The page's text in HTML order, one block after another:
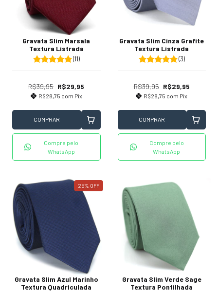
Gravata Slim Marsala
Textura Listrada
(11)
R$39,95 R$29,95
R$28,75 com Pix
COMPRAR
Compre pelo
WhatsApp
Gravata Slim Cinza Grafite
Textura Listrada
(3)
R$39,95 R$29,95
R$28,75 com Pix
COMPRAR
Compre pelo
WhatsApp
25% OFF
Gravata Slim Azul Marinho
Textura Quadriculada
Gravata Slim Verde Sage
Textura Pontilhada